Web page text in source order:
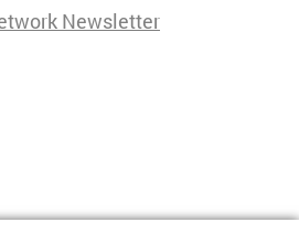
Newsletter